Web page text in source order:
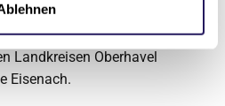
Sie
Mitarbeitende in Berlin,
Landkreisen Oberhavel
Eisenach.